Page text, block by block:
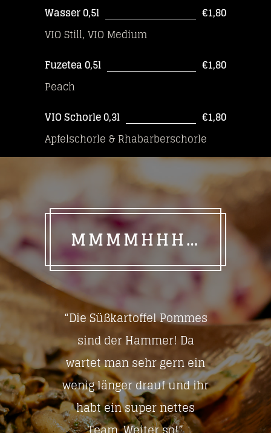
Wasser 0,5l
€1,80
VIO Still, VIO Medium
Fuzetea 0,5l
€1,80
Peach
VIO Schorle 0,3l
€1,80
Apfelschorle & Rhabarberschorle
MMMMHHH…
“Die Süßkartoffel Pommes
sind der Hammer! Da
wartet man sehr gern ein
wenig länger drauf und ihr
habt ein super nettes